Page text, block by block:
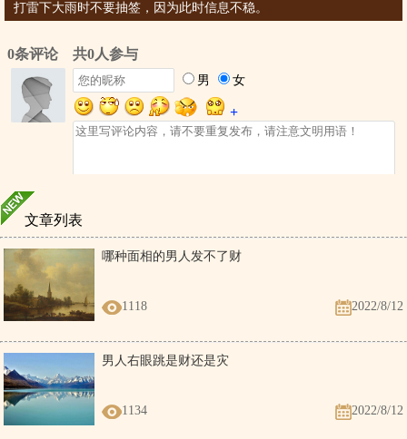
打雷下大雨时不要抽签，因为此时信息不稳。
文章列表
哪种面相的男人发不了财
1118 2022/8/12
男人右眼跳是财还是灾
1134 2022/8/12